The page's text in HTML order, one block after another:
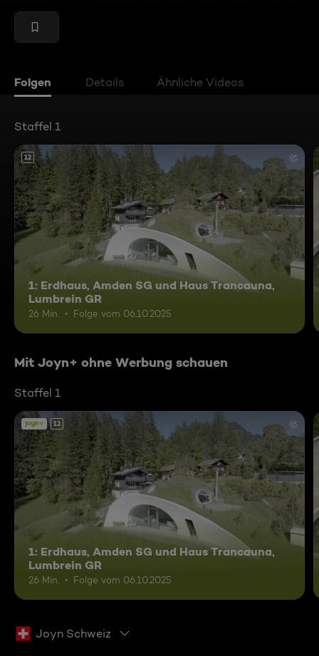
Folgen Details Ähnliche Videos
Staffel 1
12
1: Erdhaus, Amden SG und Haus Trancauna,
Lumbrein GR
26 Min. Folge vom 06.10.2025
Mit Joyn+ ohne Werbung schauen
Staffel 1
12
1: Erdhaus, Amden SG und Haus Trancauna,
Lumbrein GR
26 Min. Folge vom 06.10.2025
Joyn Schweiz